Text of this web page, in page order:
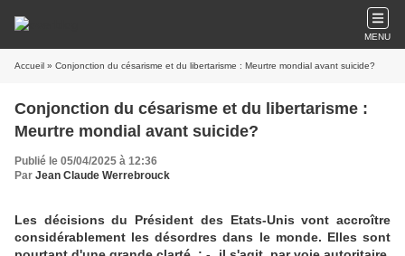
MENU
Accueil » Conjonction du césarisme et du libertarisme : Meurtre mondial avant suicide?
Conjonction du césarisme et du libertarisme :
Meurtre mondial avant suicide?
Publié le 05/04/2025 à 12:36
Par Jean Claude Werrebrouck
Les décisions du Président des Etats-Unis vont accroître
considérablement les désordres dans le monde. Elles sont